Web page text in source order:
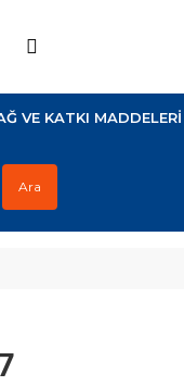
VE KATKI MADDELERİ
Ara